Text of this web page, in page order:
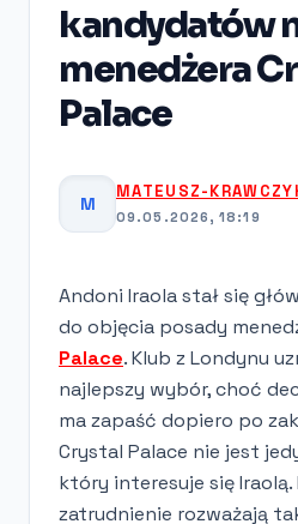
kandydatów
menedżera
Palace
M
MATEUSZ-
09.05.2026, 18:19
Andoni Iraola stał się
do objęcia posady
Palace. Klub z Londynu
najlepszy wybór, choć
ma zapaść dopiero po
Crystal Palace nie jest
który interesuje się Iraolą.
zatrudnienie rozważają